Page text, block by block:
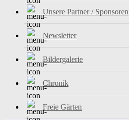
Unsere Partner / Sponsoren
Newsletter
Bildergalerie
Chronik
Freie Gärten